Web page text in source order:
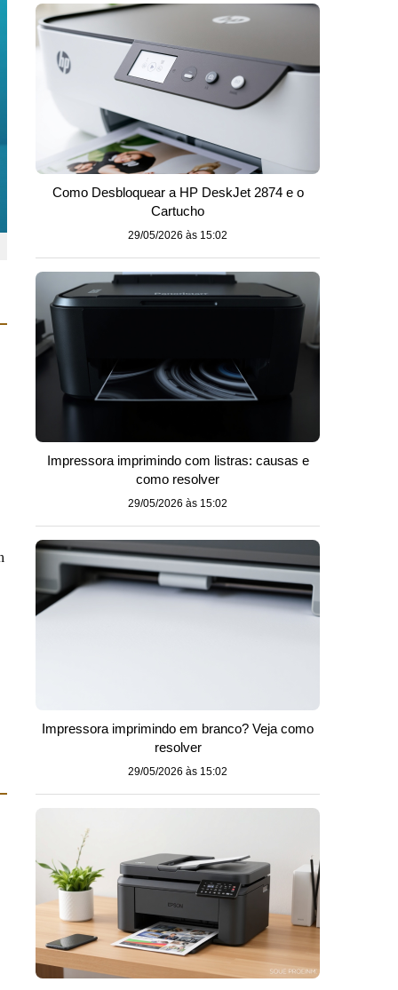
Como Desbloquear a HP DeskJet 2874 e o
Cartucho
29/05/2026 às 15:02
Impressora imprimindo com listras: causas e
como resolver
29/05/2026 às 15:02
Impressora imprimindo em branco? Veja como
resolver
29/05/2026 às 15:02